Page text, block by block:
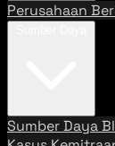
Perusahaan
Sumber Daya